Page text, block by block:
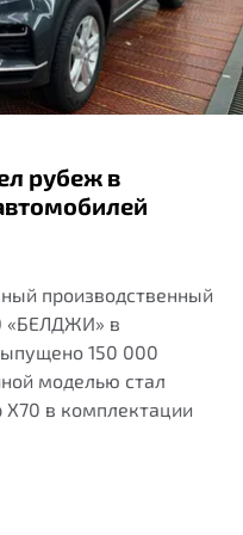
при покупке
рубеж в
производственный
«БЕЛДЖИ» в
150 000
моделью стал
в комплектации